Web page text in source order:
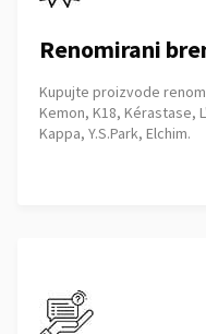
Renomirani
Kupujte proizvode
Kemon, K18, Kérastase,
Kappa, Y.S.Park, Elchim.